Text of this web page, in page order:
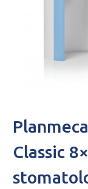
Classic